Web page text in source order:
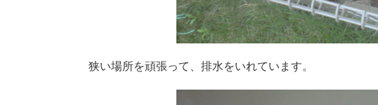
狭い場所を頑張って、排水をいれています。